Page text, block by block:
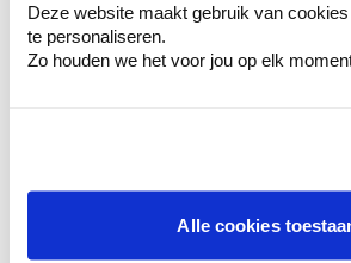
Deze website maakt gebruik van
te personaliseren.
Zo houden we het voor jou op elk
Alle cookies
Krijg persoonlijk advies om
combineren.